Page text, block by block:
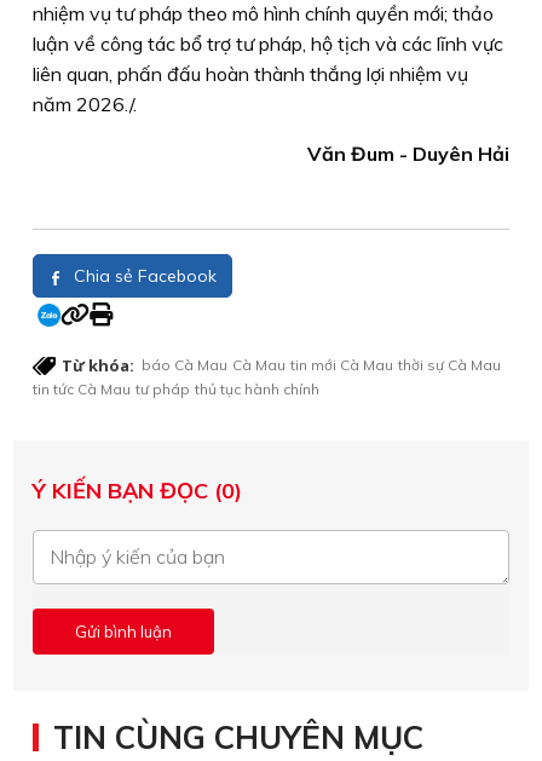
nhiệm vụ tư pháp theo mô hình chính quyền mới; thảo
luận về công tác bổ trợ tư pháp, hộ tịch và các lĩnh vực
liên quan, phấn đấu hoàn thành thắng lợi nhiệm vụ
năm 2026./.
Văn Đum - Duyên Hải
Chia sẻ Facebook
Từ khóa: báo Cà Mau Cà Mau tin mới Cà Mau thời sự Cà Mau
tin tức Cà Mau tư pháp thủ tục hành chính
Ý KIẾN BẠN ĐỌC (0)
TIN CÙNG CHUYÊN MỤC